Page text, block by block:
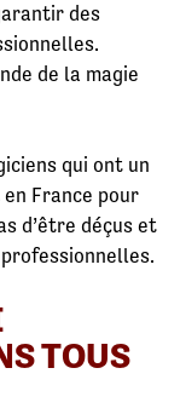
des
de la magie
qui ont un
France pour
d’être déçus et
TOUS